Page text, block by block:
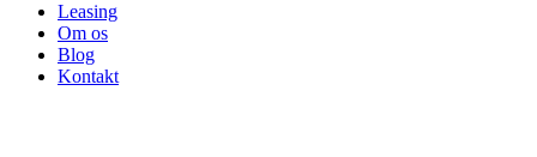
Leasing
Om os
Blog
Kontakt